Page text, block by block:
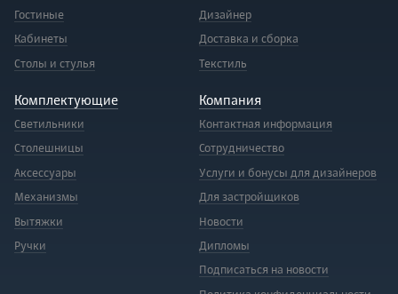
Гостиные
Кабинеты
Столы и стулья
Дизайнер
Доставка и сборка
Текстиль
Комплектующие
Светильники
Столешницы
Аксессуары
Механизмы
Вытяжки
Ручки
Компания
Контактная информация
Сотрудничество
Услуги и бонусы для дизайнеров
Для застройщиков
Новости
Дипломы
Подписаться на новости